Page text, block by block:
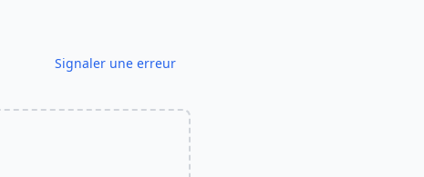
Signaler une erreur